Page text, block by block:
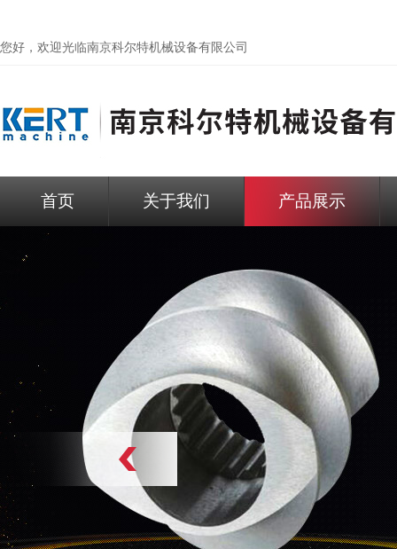
您好，欢迎光临南京科尔特机械设备有限公司
首页 关于我们 产品展示